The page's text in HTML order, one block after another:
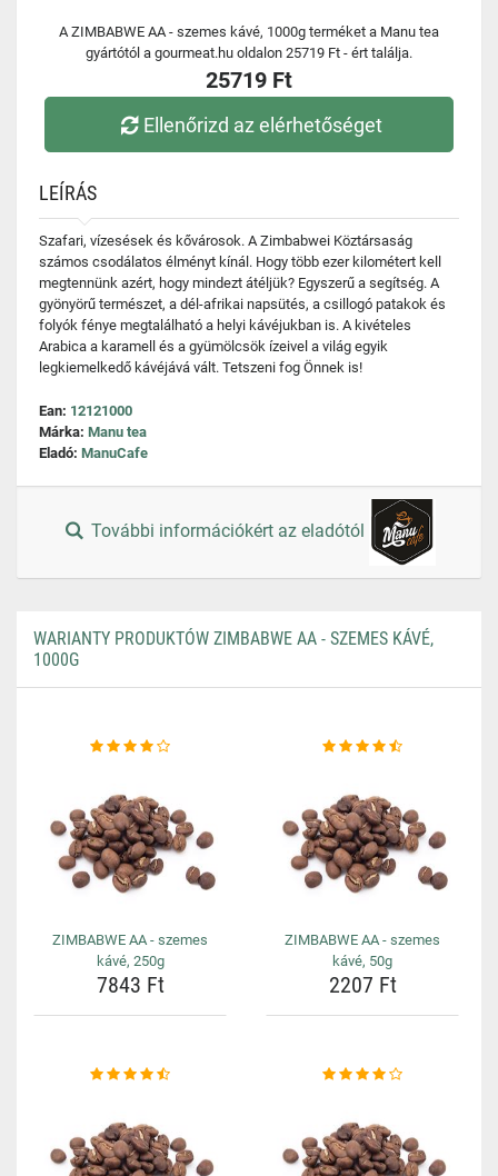
A ZIMBABWE AA - szemes kávé, 1000g terméket a Manu tea
gyártótól a gourmeat.hu oldalon 25719 Ft - ért találja.
25719 Ft
Ellenőrizd az elérhetőséget
LEÍRÁS
Szafari, vízesések és kővárosok. A Zimbabwei Köztársaság
számos csodálatos élményt kínál. Hogy több ezer kilométert kell
megtennünk azért, hogy mindezt átéljük? Egyszerű a segítség. A
gyönyörű természet, a dél-afrikai napsütés, a csillogó patakok és
folyók fénye megtalálható a helyi kávéjukban is. A kivételes
Arabica a karamell és a gyümölcsök ízeivel a világ egyik
legkiemelkedő kávéjává vált. Tetszeni fog Önnek is!
Ean: 12121000
Márka: Manu tea
Eladó: ManuCafe
További információkért az eladótól
WARIANTY PRODUKTÓW ZIMBABWE AA - SZEMES KÁVÉ,
1000G
ZIMBABWE AA - szemes
kávé, 250g
7843 Ft
ZIMBABWE AA - szemes
kávé, 50g
2207 Ft